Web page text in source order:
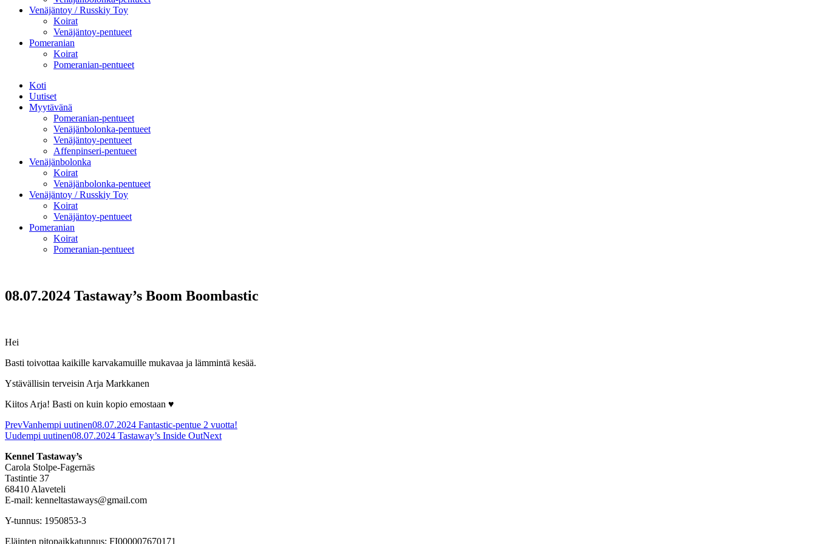
Venäjäntoy / Russkiy Toy
Koirat
Venäjäntoy-pentueet
Pomeranian
Koirat
Pomeranian-pentueet
Koti
Uutiset
Myytävänä
Pomeranian-pentueet
Venäjänbolonka-pentueet
Venäjäntoy-pentueet
Affenpinseri-pentueet
Venäjänbolonka
Koirat
Venäjänbolonka-pentueet
Venäjäntoy / Russkiy Toy
Koirat
Venäjäntoy-pentueet
Pomeranian
Koirat
Pomeranian-pentueet
08.07.2024 Tastaway’s Boom Boombastic
Hei
Basti toivottaa kaikille karvakamuille mukavaa ja lämmintä kesää.
Ystävällisin terveisin Arja Markkanen
Kiitos Arja! Basti on kuin kopio emostaan ♥
PrevVanhempi uutinen08.07.2024 Fantastic-pentue 2 vuotta!
Uudempi uutinen08.07.2024 Tastaway’s Inside OutNext
Kennel Tastaway’s
Carola Stolpe-Fagernäs
Tastintie 37
68410 Alaveteli
E-mail: kenneltastaways@gmail.com
Y-tunnus: 1950853-3
Eläinten pitopaikkatunnus: FI000007670171